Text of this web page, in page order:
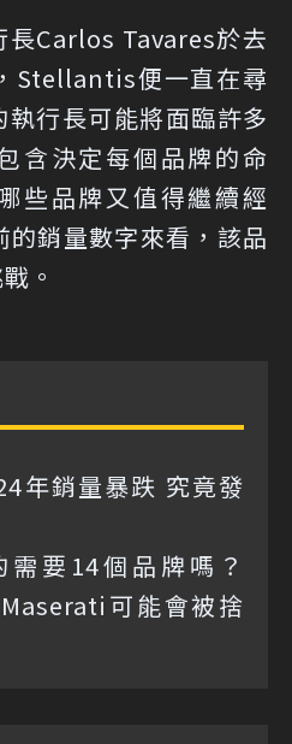
Carlos Tavares於去
Stellantis便一直在尋
行長可能將面臨許多
含決定每個品牌的命
些品牌又值得繼續經
銷量數字來看，該品
。
年銷量暴跌 究竟發
要14個品牌嗎？
可能會被捨